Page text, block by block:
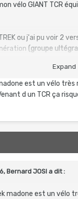
vélo GIANT TCR
ou j'ai pu voir 2
(groupe
(groupe 105
est ce facile
entre petite
baisser le prix de 500
et bonne journée.
Expand
est un vélo
d un TCR ça
Bernard JOSI a dit :
madone est un vélo